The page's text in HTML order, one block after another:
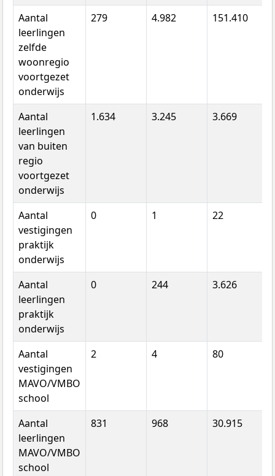
Aantal
leerlingen
zelfde
woonregio
voortgezet
onderwijs
279 4.982 151.410
Aantal
leerlingen
van buiten
regio
voortgezet
onderwijs
1.634 3.245 3.669
Aantal
vestigingen
praktijk
onderwijs
0 1 22
Aantal
leerlingen
praktijk
onderwijs
0 244 3.626
Aantal
vestigingen
MAVO/VMBO
school
2 4 80
Aantal
leerlingen
MAVO/VMBO
school
831 968 30.915